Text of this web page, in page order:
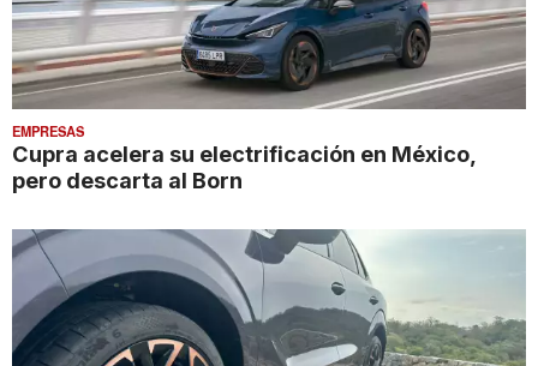
EMPRESAS
Cupra acelera su electrificación en México,
pero descarta al Born